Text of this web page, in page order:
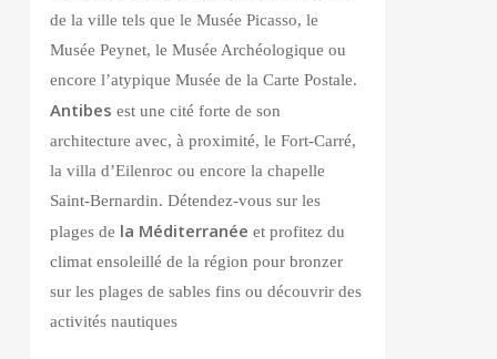
de la ville tels que le Musée Picasso, le
Musée Peynet, le Musée Archéologique ou
encore l’atypique Musée de la Carte Postale.
Antibes est une cité forte de son
architecture avec, à proximité, le Fort-Carré,
la villa d’Eilenroc ou encore la chapelle
Saint-Bernardin. Détendez-vous sur les
plages de la Méditerranée et profitez du
climat ensoleillé de la région pour bronzer
sur les plages de sables fins ou découvrir des
activités nautiques